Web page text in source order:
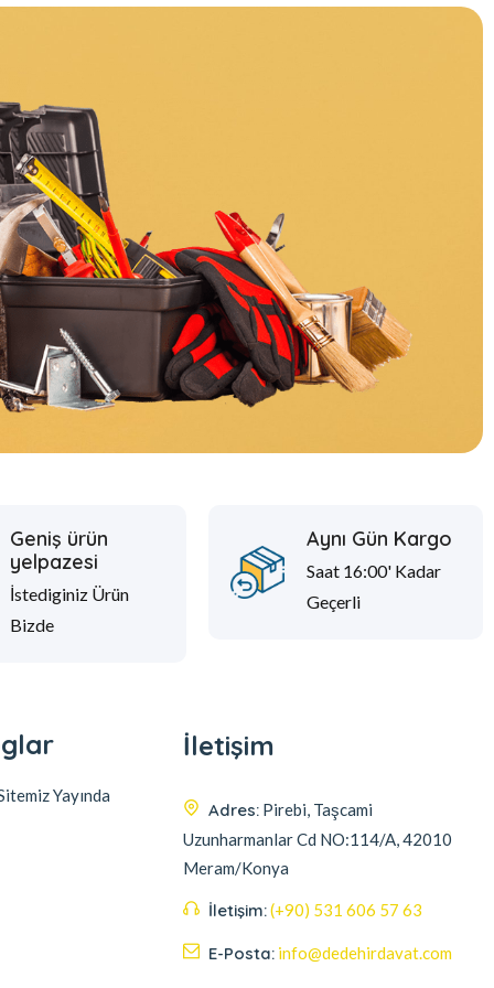
Geniş ürün
yelpazesi
İstediginiz Ürün
Bizde
Aynı Gün Kargo
Saat 16:00' Kadar
Geçerli
Yayında
İletişim
Adres: Pirebi, Taşcami
Uzunharmanlar Cd NO:114/A, 42010
Meram/Konya
İletişim:(+90) 531 606 57 63
E-Posta: info@dedehirdavat.com